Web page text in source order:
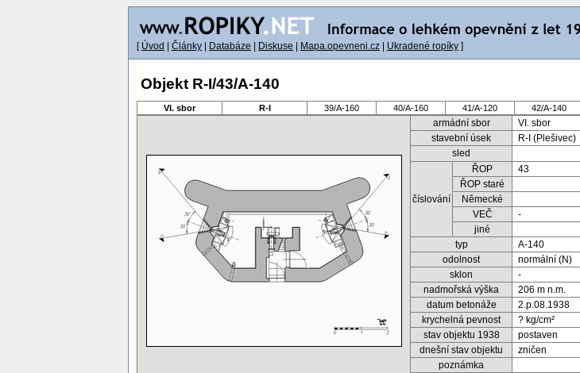
[ Úvod Články Databáze Diskuse Mapa.opevneni.cz Ukradené ropíky ]
Objekt R-I/43/A-140
VI. sbor R-I 39/A-160 40/A-160 41/A-120 42/A-140
armádní sbor
VI. sbor
stavební úsek
R-I (Plešivec)
sled
číslování
ŘOP
43
ŘOP staré
Německé
VEČ
-
jiné
typ
A-140
odolnost
normální (N)
sklon
-
nadmořská výška
206 m n.m.
datum betonáže
2.p.08.1938
krychelná pevnost
? kg/cm²
stav objektu 1938
postaven
dnešní stav objektu
zničen
poznámka